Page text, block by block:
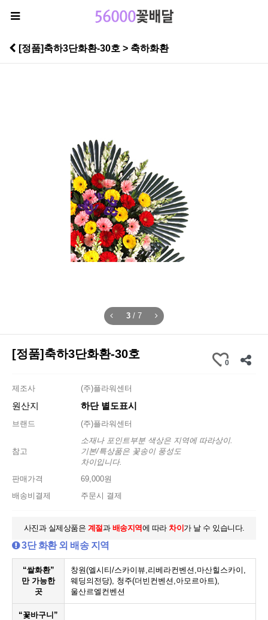
[정품]축하3단화환-30호 > 축하화환
3 / 7
[정품]축하3단화환-30호
0
제조사 (주)플라워센터
원산지 하단 별도표시
브랜드 (주)플라워센터
참고
소재나 포인트부분 색상은 지역에 따라상이.
기본/특상품은 꽃송이 풍성도
차이입니다.
판매가격
69,000원
배송비결제
주문시 결제
사진과 실제상품은 계절과 배송지역에 따라 차이 가 날 수 있습니다.
3단 화환 외 배송 지역
“쌀화환”
만 가능한
곳
창원(엘시티/스카이뷰,리베라컨벤션,마산힐스카이,
웨딩의전당), 청주(더빈컨벤션,아모르아트),
울산르엘컨벤션
“꽃바구니”